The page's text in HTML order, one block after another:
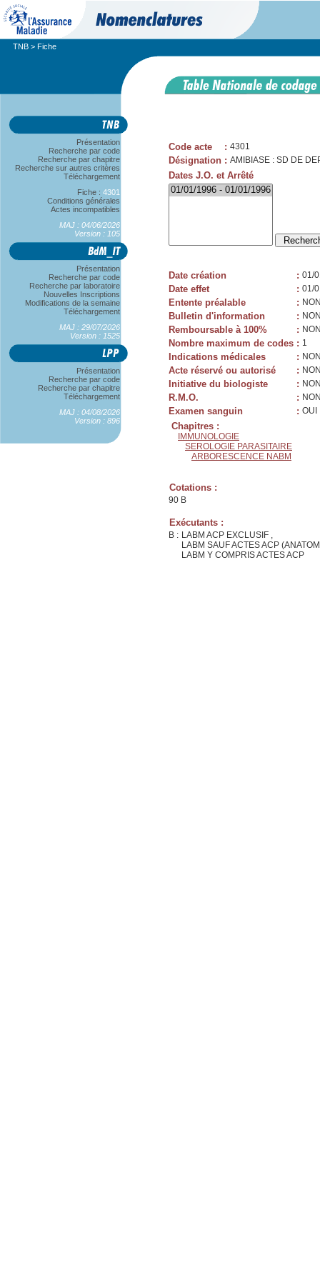
TNB > Fiche
Présentation
Recherche par code
Recherche par chapitre
Recherche sur autres critères
Téléchargement
Fiche : 4301
Conditions générales
Actes incompatibles
MAJ : 04/06/2026
Version : 105
Présentation
Recherche par code
Recherche par laboratoire
Nouvelles Inscriptions
Modifications de la semaine
Téléchargement
MAJ : 29/07/2026
Version : 1525
Présentation
Recherche par code
Recherche par chapitre
Téléchargement
MAJ : 04/08/2026
Version : 896
Code acte : 4301
Désignation : AMIBIASE : SD DE
Dates J.O. et Arrêté
Date création : 01/
Date effet : 01/
Entente préalable :
Bulletin d'information :
Remboursable à 100% :
Nombre maximum de codes : 1
Indications médicales :
Acte réservé ou autorisé :
Initiative du biologiste :
R.M.O. :
Examen sanguin : OUI
Chapitres :
IMMUNOLOGIE
SEROLOGIE PARASITAIRE
ARBORESCENCE NABM
Cotations :
90 B
Exécutants :
B : LABM ACP EXCLUSIF ,
LABM SAUF ACTES ACP
LABM Y COMPRIS ACTES ACP